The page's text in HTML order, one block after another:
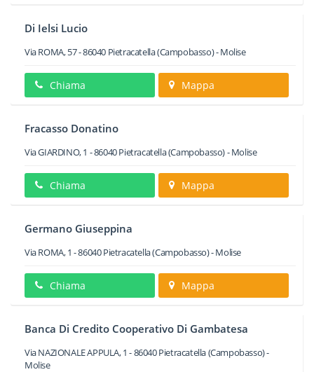
Di Ielsi Lucio
Via ROMA, 57-86040 Pietracatella(Campobasso) -Molise
Chiama Mappa
Fracasso Donatino
Via GIARDINO, 1 -86040Pietracatella(Campobasso) -Molise
Chiama Mappa
Germano Giuseppina
Via ROMA, 1 -86040Pietracatella(Campobasso) -Molise
Chiama Mappa
Banca Di Credito Cooperativo Di Gambatesa
Via NAZIONALE APPULA, 1 -86040Pietracatella(Campobasso) -
Molise